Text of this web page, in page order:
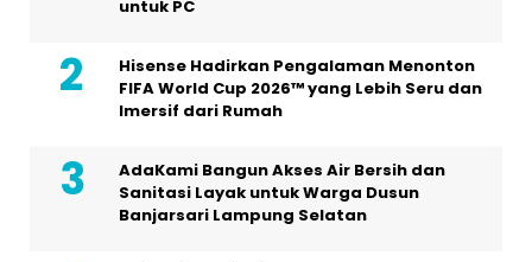
untuk PC
Hisense Hadirkan Pengalaman Menonton
FIFA World Cup 2026™ yang Lebih Seru dan
Imersif dari Rumah
AdaKami Bangun Akses Air Bersih dan
Sanitasi Layak untuk Warga Dusun
Banjarsari Lampung Selatan